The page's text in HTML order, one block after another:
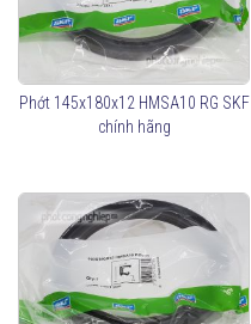
Phớt 145x180x12 HMSA10 RG SKF
chính hãng